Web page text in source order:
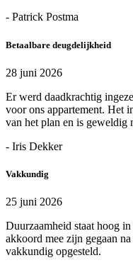
- Patrick Postma
Betaalbare deugdelijkheid
28 juni 2026
Er werd daadkrachtig
voor ons appartement. Het
van het plan en is geweldig
- Iris Dekker
Vakkundig
25 juni 2026
Duurzaamheid staat hoog
akkoord mee zijn gegaan
vakkundig opgesteld.